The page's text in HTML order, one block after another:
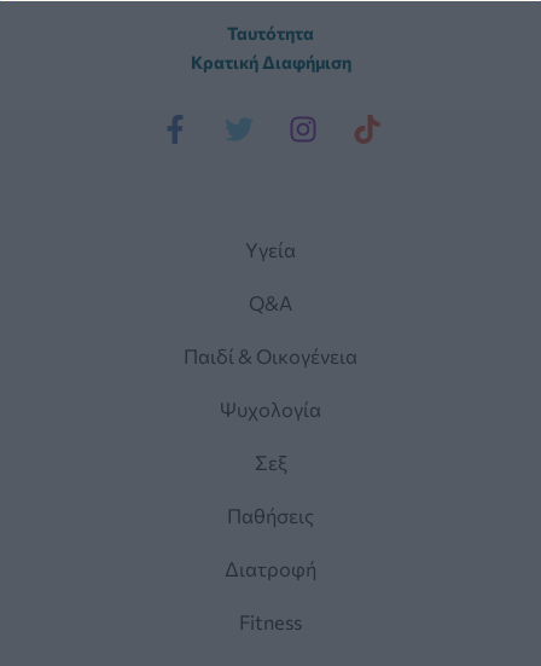
Ταυτότητα
Κρατική Διαφήμιση
Yγεία
Q&A
Παιδί & Οικογένεια
Ψυχολογία
Σεξ
Παθήσεις
Διατροφή
Fitness